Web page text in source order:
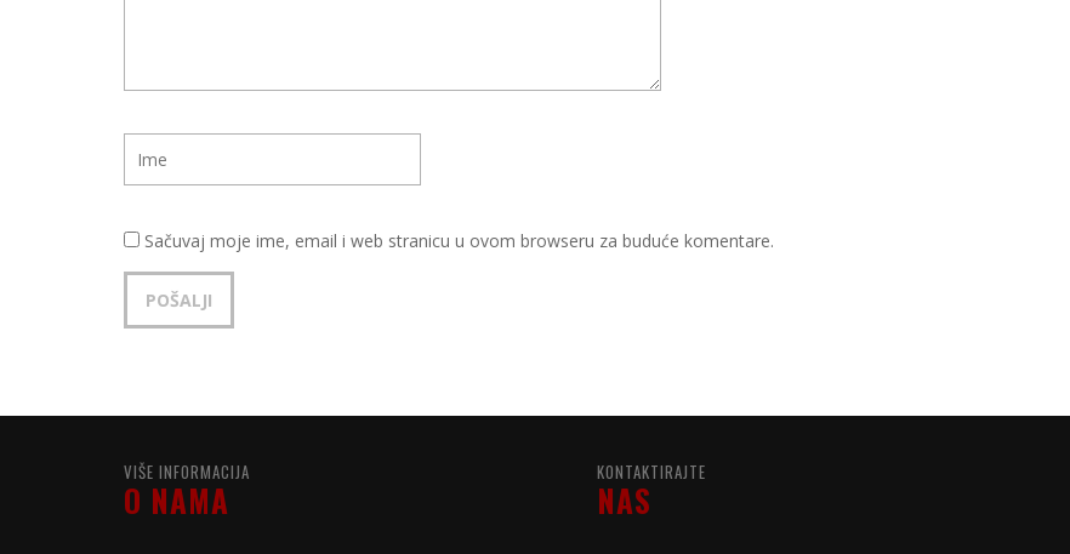
Sačuvaj moje ime, email i web stranicu u ovom browseru za buduće komentare.
VIŠE INFORMACIJA
O NAMA
KONTAKTIRAJTE
NAS